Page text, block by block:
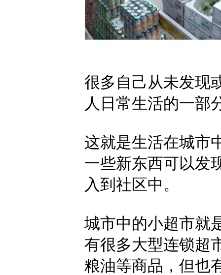
很多自己从未发现
人日常生活的一部
这就是生活在城市
一些新东西可以发
入到社区中。
城市中的小超市就
有很多大型连锁超
粮油等商品，但也